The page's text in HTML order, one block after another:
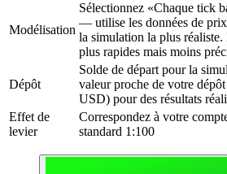
Modélisation
Sélectionnez «Chaque tick
— utilise les données de
la simulation la plus réaliste.
plus rapides mais moins
Dépôt
Solde de départ pour la
valeur proche de votre
USD) pour des résultats
Effet de
levier
Correspondez à votre
standard 1:100